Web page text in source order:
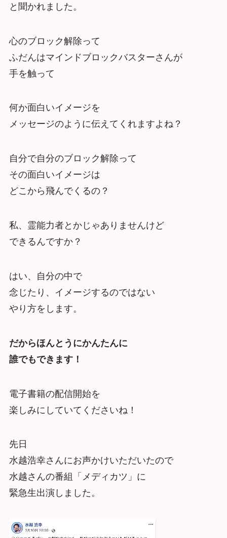
と聞かれました。
心のブロック解除って
ふだんはマインドブロックバスターさんが
手を触って
何か面白いイメージを
メッセージのように伝えてくれますよね？
自分で自分のブロック解除って
その面白いイメージは
どこから飛んでくるの？
私、霊能力者とかじゃありませんけど
できるんですか？
はい、自分の中で
念じたり、イメージするのではない
やり方をします。
だからほんとうにかんたんに
誰でもできます！
電子書籍の配信開始を
楽しみにしていてくださいね！
先日
水越浩幸さんにお声かけいただいたので
水越さんの番組「メディカツ」に
緊急生出演しました。